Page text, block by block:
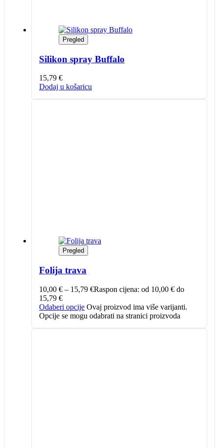
Pregled
Silikon spray Buffalo
15,79 €
Dodaj u košaricu
Pregled
Folija trava
10,00 € – 15,79 €Raspon cijena: od 10,00 € do
15,79 €
Odaberi opcije Ovaj proizvod ima više varijanti.
Opcije se mogu odabrati na stranici proizvoda